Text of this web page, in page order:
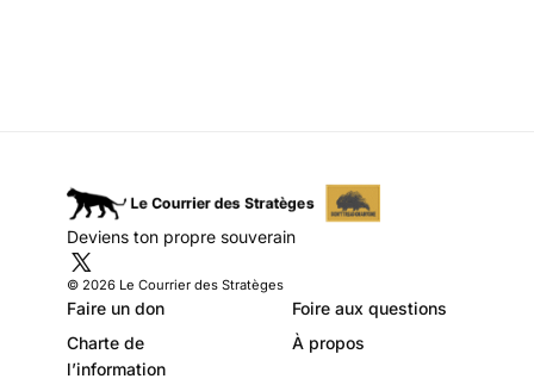
terre et un troisième
alignement d’arbres ! 🌳🚶‍♀️🚶‍♂️
https://t.co/guzdtoAroZ —
Emmanuel
Deviens ton propre souverain
© 2026 Le Courrier des Stratèges
Faire un don
Foire aux questions
Charte de
l’information
À propos